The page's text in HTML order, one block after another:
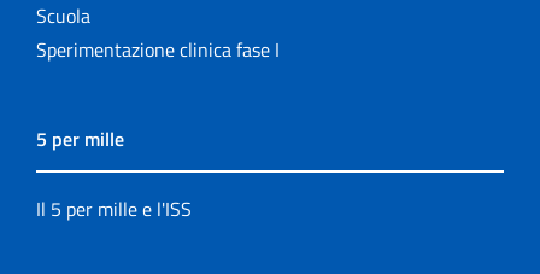
Scuola
Sperimentazione clinica fase I
5 per mille
Il 5 per mille e l'ISS